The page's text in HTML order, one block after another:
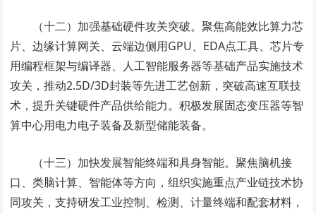
（十二）加强基础硬件攻关突破。聚焦高能效比算力芯
片、边缘计算网关、云端边侧用GPU、EDA点工具、芯片专
用编程框架与编译器、人工智能服务器等基础产品实施技术
攻关，推动2.5D/3D封装等先进工艺创新，突破高速互联技
术，提升关键硬件产品供给能力。积极发展固态变压器等智
算中心用电力电子装备及新型储能装备。
（十三）加快发展智能终端和具身智能。聚焦脑机接
口、类脑计算、智能体等方向，组织实施重点产业链技术协
同攻关，支持研发工业控制、检测、计量终端和配套材料，